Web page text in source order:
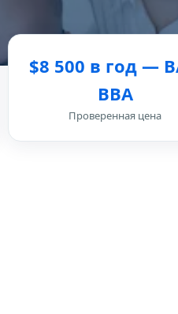
$8 500 в год —
BBA
Проверенная цена